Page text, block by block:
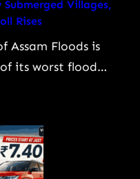
Submerged Villages,
Rises
Assam Floods is
its worst flood…